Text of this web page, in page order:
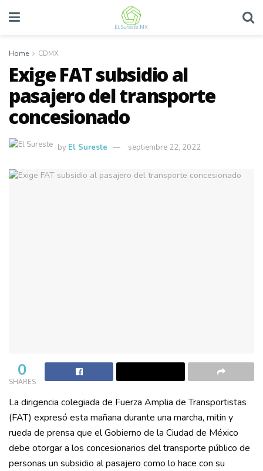
Home CDMX
Exige FAT subsidio al
pasajero del transporte
concesionado
by El Sureste septiembre 22, 2022
0
SHARES
La dirigencia colegiada de Fuerza Amplia de Transportistas
(FAT) expresó esta mañana durante una marcha, mitin y
rueda de prensa que el Gobierno de la Ciudad de México
debe otorgar a los concesionarios del transporte público de
personas un subsidio al pasajero como lo hace con su